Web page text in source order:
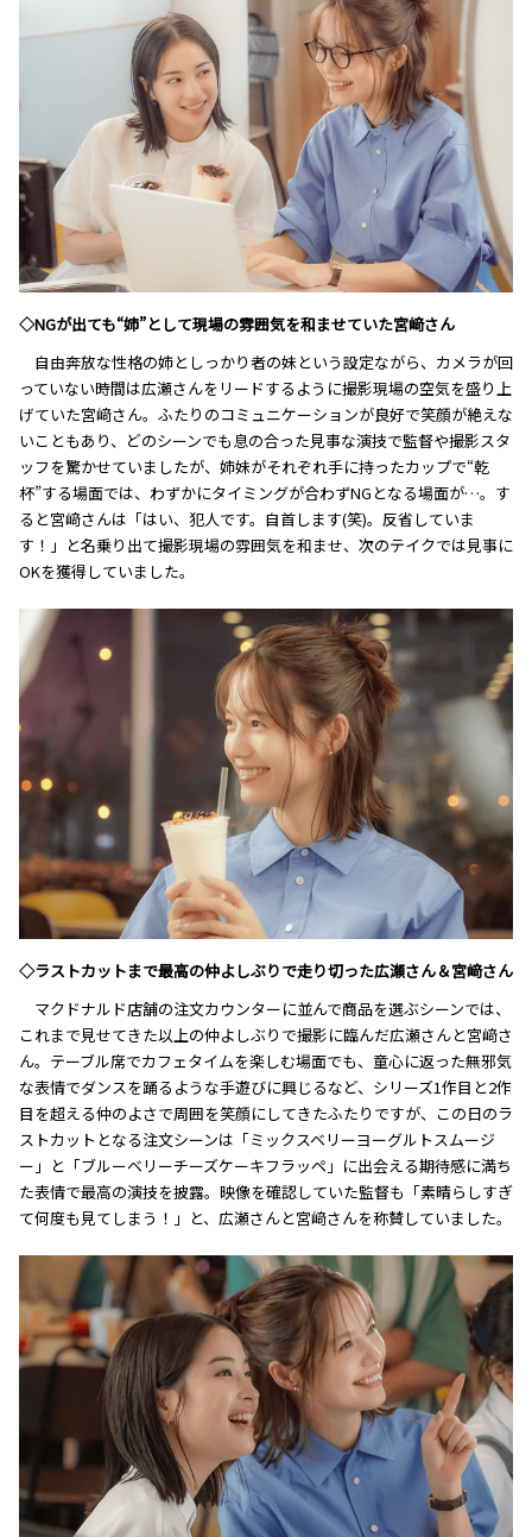
◇NGが出ても“姉”として現場の雰囲気を和ませていた宮﨑さん
自由奔放な性格の姉としっかり者の妹という設定ながら、カメラが回
っていない時間は広瀬さんをリードするように撮影現場の空気を盛り上
げていた宮﨑さん。ふたりのコミュニケーションが良好で笑顔が絶えな
いこともあり、どのシーンでも息の合った見事な演技で監督や撮影スタ
ッフを驚かせていましたが、姉妹がそれぞれ手に持ったカップで“乾
杯”する場面では、わずかにタイミングが合わずNGとなる場面が…。す
ると宮﨑さんは「はい、犯人です。自首します(笑)。反省していま
す！」と名乗り出て撮影現場の雰囲気を和ませ、次のテイクでは見事に
OKを獲得していました。
◇ラストカットまで最高の仲よしぶりで走り切った広瀬さん＆宮﨑さん
マクドナルド店舗の注文カウンターに並んで商品を選ぶシーンでは、
これまで見せてきた以上の仲よしぶりで撮影に臨んだ広瀬さんと宮﨑さ
ん。テーブル席でカフェタイムを楽しむ場面でも、童心に返った無邪気
な表情でダンスを踊るような手遊びに興じるなど、シリーズ1作目と2作
目を超える仲のよさで周囲を笑顔にしてきたふたりですが、この日のラ
ストカットとなる注文シーンは「ミックスベリーヨーグルトスムージ
ー」と「ブルーベリーチーズケーキフラッペ」に出会える期待感に満ち
た表情で最高の演技を披露。映像を確認していた監督も「素晴らしすぎ
て何度も見てしまう！」と、広瀬さんと宮﨑さんを称賛していました。